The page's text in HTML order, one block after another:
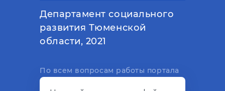
Департамент социального
развития Тюменской
области, 2021
По всем вопросам работы портала